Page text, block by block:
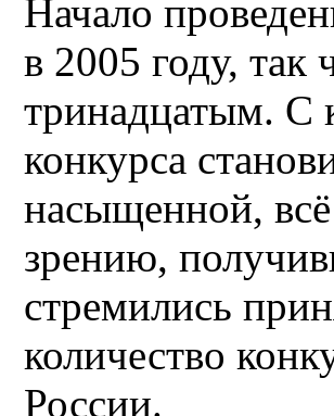
Начало
в 2005 году, так
тринадцатым. С
конкурса
насыщенной,
зрению,
стремились
количество
России.